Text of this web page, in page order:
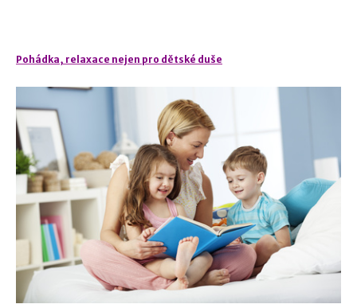
Pohádka, relaxace nejen pro dětské duše